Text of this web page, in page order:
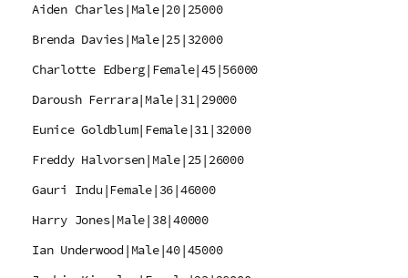
Aiden Charles|Male|20|25000
Brenda Davies|Male|25|32000
Charlotte Edberg|Female|45|56000
Daroush Ferrara|Male|31|29000
Eunice Goldblum|Female|31|32000
Freddy Halvorsen|Male|25|26000
Gauri Indu|Female|36|46000
Harry Jones|Male|38|40000
Ian Underwood|Male|40|45000